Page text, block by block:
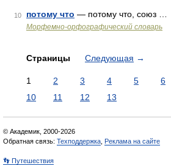
10 потому что — потому что, союз …
Морфемно-орфографический словарь
Страницы Следующая →
1 2 3 4 5 6
10
11 12 13
© Академик, 2000-2026
Обратная связь: Техподдержка Реклама на сайте
👣 Путешествия